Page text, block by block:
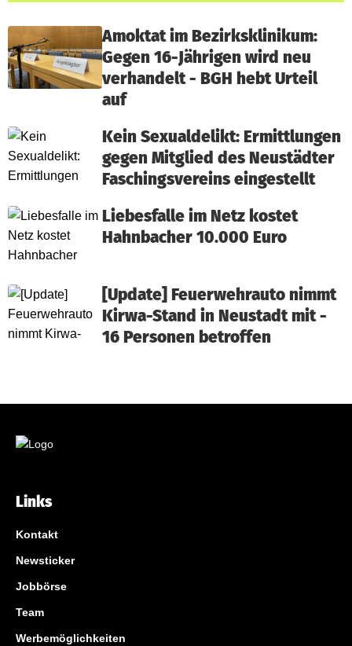
Amoktat im Bezirksklinikum:
Gegen 16-Jährigen wird neu
verhandelt - BGH hebt Urteil
auf
Kein Sexualdelikt: Ermittlungen
gegen Mitglied des Neustädter
Faschingsvereins eingestellt
Liebesfalle im Netz kostet
Hahnbacher 10.000 Euro
[Update] Feuerwehrauto nimmt
Kirwa-Stand in Neustadt mit -
16 Personen betroffen
Links
Kontakt
Newsticker
Jobbörse
Team
Werbemöglichkeiten